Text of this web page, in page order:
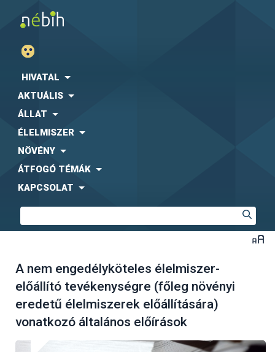
HIVATAL
AKTUÁLIS
ÁLLAT
ÉLELMISZER
NÖVÉNY
ÁTFOGÓ TÉMÁK
KAPCSOLAT
A nem engedélyköteles élelmiszer-
előállító tevékenységre (főleg növényi
eredetű élelmiszerek előállítására)
vonatkozó általános előírások